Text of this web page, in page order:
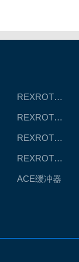
REXROTH/力士乐线性产品
REXROTH直线模组
REXROTH/力士乐电动缸
REXROTH/力士乐伺服驱动
ACE缓冲器